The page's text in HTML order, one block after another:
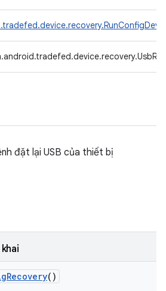
đặt lại USB của thiết bị
Recovery()